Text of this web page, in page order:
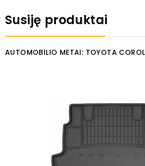
Susiję produktai
AUTOMOBILIO METAI: TOYOTA